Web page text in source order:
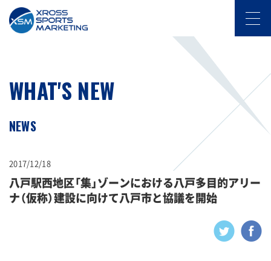
WHAT'S NEW
NEWS
2017/12/18
八戸駅西地区「集」ゾーンにおける八戸多目的アリー
ナ（仮称）建設に向けて八戸市と協議を開始